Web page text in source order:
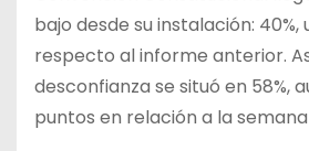
bajo desde su instalación:
respecto al informe anterior.
desconfianza se situó en 58%,
puntos en relación a la